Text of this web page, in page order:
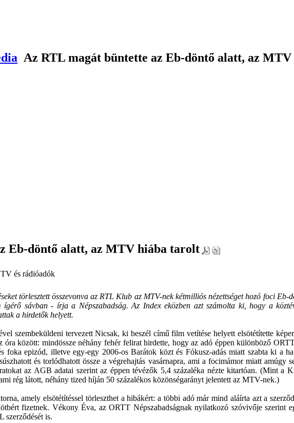
Az RTL magát büntette az Eb-döntő alatt, az
Eb-döntő alatt, az MTV hiába tarolt
és rádióadók
törlesztett összevonva az RTL Klub az MTV-nek kétmilliós nézettséget hozó foci Eb-
sávban - írja a Népszabadság. Az Index eközben azt számolta ki, hogy a
a hirdetők helyett.
szembeküldeni tervezett Nicsak, ki beszél című film vetítése helyett elsötétítette
óra között: mindössze néhány fehér felirat hirdette, hogy az adó éppen különböző
foka epizód, illetve egy-egy 2006-os Barátok közt és Fókusz-adás miatt szabta ki a
és torlódhatott össze a végrehajtás vasárnapra, ami a focimámor miatt amúgy
az AGB adatai szerint az éppen tévézők 5,4 százaléka nézte kitartóan. (Mint a
rég látott, néhány tized híján 50 százalékos közönségarányt jelentett az MTV-nek.)
amely elsötétítéssel törleszthet a hibákért: a többi adó már mind aláírta azt a
fizetnek. Vékony Éva, az ORTT Népszabadságnak nyilatkozó szóvivője szerint
szerződését is.